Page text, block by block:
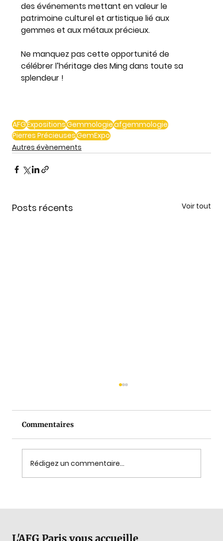
des événements mettant en valeur le
patrimoine culturel et artistique lié aux
gemmes et aux métaux précieux.
Ne manquez pas cette opportunité de
célébrer l’héritage des Ming dans toute sa
splendeur !
AFGExpositionsGemmologieafgemmologie
Pierres PrécieusesGemExpo
Autres évènements
Posts récents Voir tout
Gemmologie présente à Timeless
Commentaires
Rédigez un commentaire...
L'AFG Paris vous accueille